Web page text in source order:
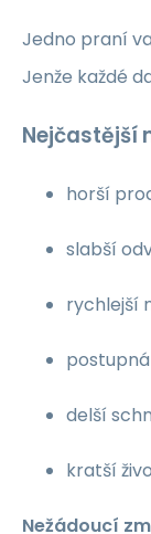
Jedno praní
Jenže každé
Nejčastější
horší
slabší
rychlejší
delší
kratší
Nežádoucí